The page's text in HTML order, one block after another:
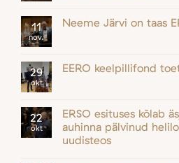
11
nov.
Neeme Järvi on taas
29
okt
EERO keelpillifond
22
okt
ERSO esituses kõlab
auhinna pälvinud
uudisteos